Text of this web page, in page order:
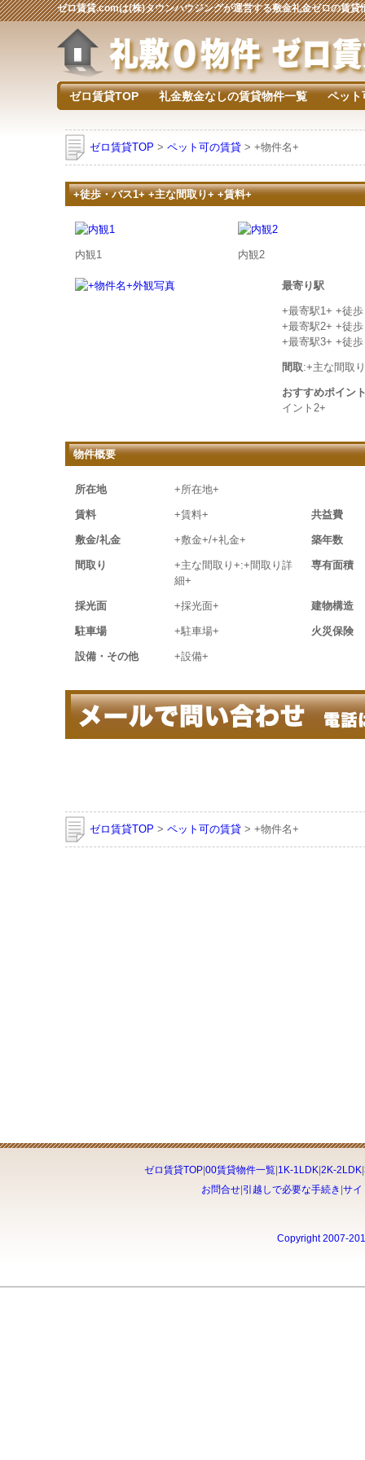
ゼロ賃貸.comは(株)タウンハウジングが運営する敷金礼金ゼロの賃貸
ゼロ賃貸TOP 礼金敷金なしの賃貸物件一覧 ペット
ゼロ賃貸TOP > ペット可の賃貸 > +物件名+
+徒歩・バス1+ +主な間取り+ +賃料+
内観1 内観2
最寄り駅
+最寄駅1+ +徒
+最寄駅2+ +徒
+最寄駅3+ +徒
間取:+主な間取
おすすめポイン
イント2+
物件概要
所在地 +所在地+
賃料 +賃料+ 共益費
敷金/礼金 +敷金+/+礼金+ 築年数
間取り
+主な間取り+:+間取り詳
細+
専有面積
採光面 +採光面+ 建物構造
駐車場 +駐車場+ 火災保険
設備・その他 +設備+
ゼロ賃貸TOP > ペット可の賃貸 > +物件名+
ゼロ賃貸TOP| 00賃貸物件一覧| 1K-1LDK| 2K-2LDK|
お問合せ 引越しで必要な手続き サイ
Copyright 2007-